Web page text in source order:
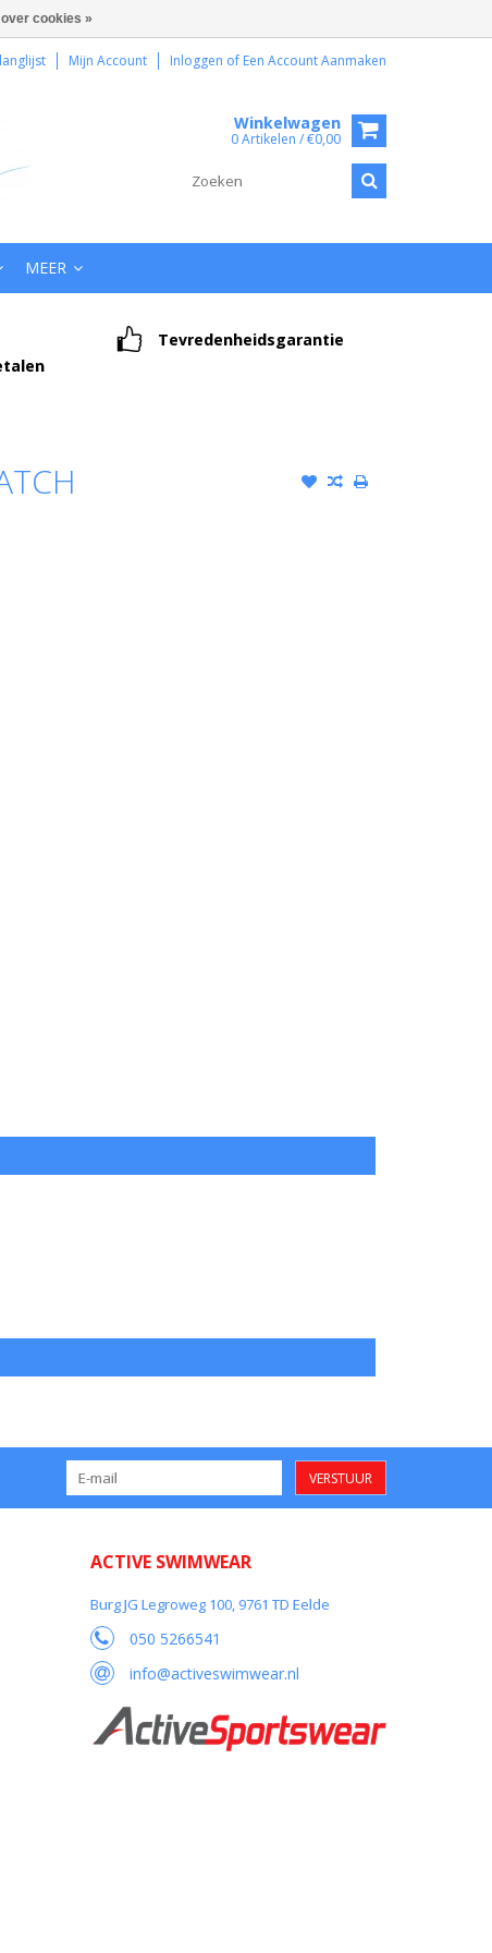
Mijn Account Inloggen of Een Account Aanmaken
Winkelwagen
0 Artikelen / €0,00
MEER
Tevredenheidsgarantie
VERSTUUR
ACTIVE SWIMWEAR
Burg JG Legroweg 100, 9761 TD Eelde
050 5266541
info@activeswimwear.nl
over cookies »